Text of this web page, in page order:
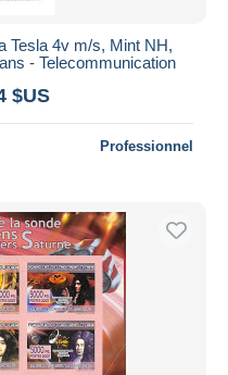
Tesla 4v m/s, Mint NH,
- Telecommunication
$US
Professionnel